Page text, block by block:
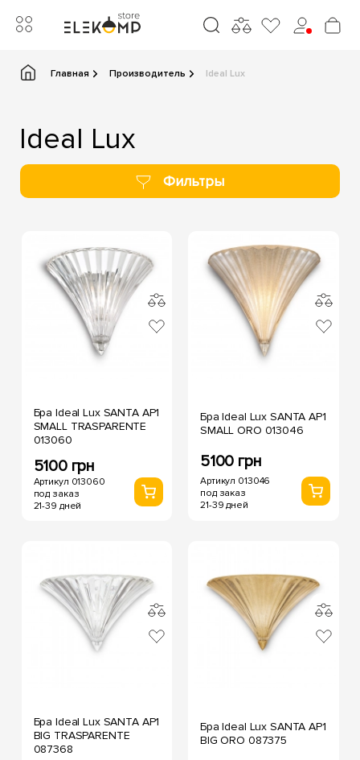
Главная Производитель Ideal Lux
Ideal Lux
Фильтры
Бра Ideal Lux SANTA AP1
SMALL TRASPARENTE
013060
5100 грн
Артикул 013060
под заказ
21-39 дней
Бра Ideal Lux SANTA AP1
SMALL ORO 013046
5100 грн
Артикул 013046
под заказ
21-39 дней
Бра Ideal Lux SANTA AP1
BIG TRASPARENTE
087368
Бра Ideal Lux SANTA AP1
BIG ORO 087375